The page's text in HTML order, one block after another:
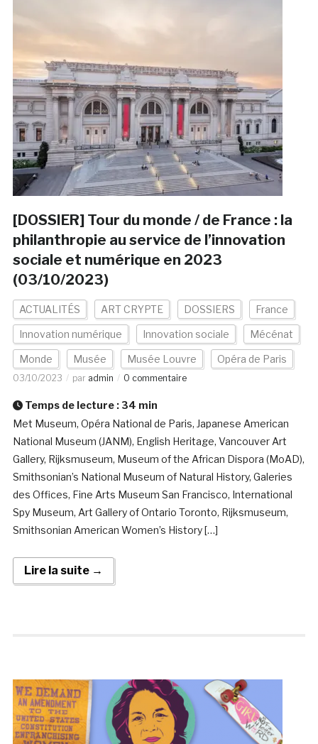
[DOSSIER] Tour du monde / de France : la
philanthropie au service de l’innovation
sociale et numérique en 2023
(03/10/2023)
ACTUALITÉS ART CRYPTE DOSSIERS France
Innovation numérique Innovation sociale Mécénat
Monde Musée Musée Louvre Opéra de Paris
03/10/2023 par admin 0 commentaire
Temps de lecture : 34 min
Met Museum, Opéra National de Paris, Japanese American
National Museum (JANM), English Heritage, Vancouver Art
Gallery, Rijksmuseum, Museum of the African Dispora (MoAD),
Smithsonian’s National Museum of Natural History, Galeries
des Offices, Fine Arts Museum San Francisco, International
Spy Museum, Art Gallery of Ontario Toronto, Rijksmuseum,
Smithsonian American Women’s History […]
Lire la suite →